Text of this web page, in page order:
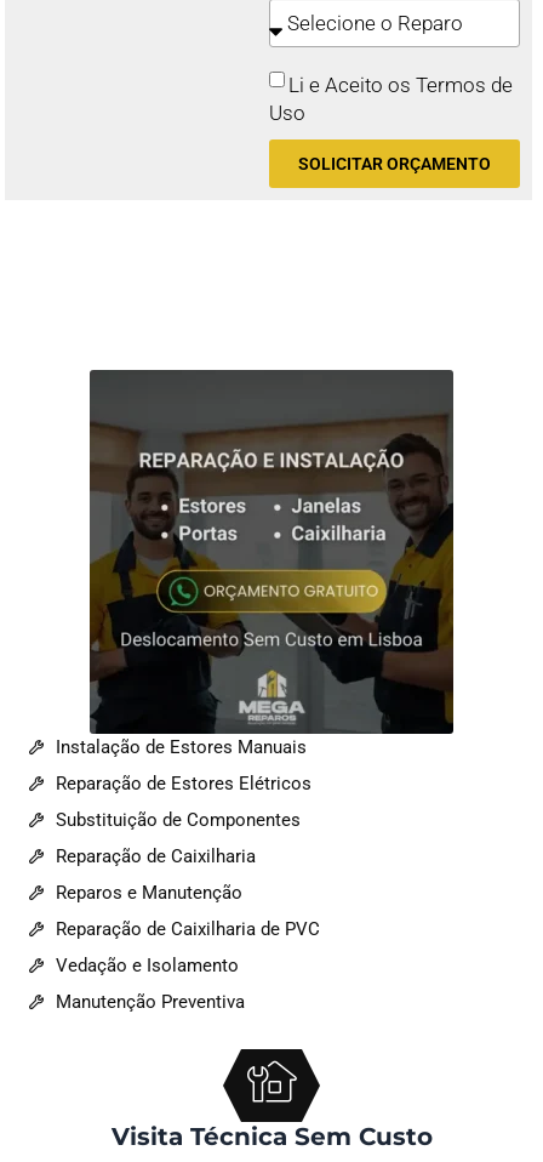
Li e Aceito os Termos de
Uso
SOLICITAR ORÇAMENTO
Instalação de Estores Manuais
Reparação de Estores Elétricos
Substituição de Componentes
Reparação de Caixilharia
Reparos e Manutenção
Reparação de Caixilharia de PVC
Vedação e Isolamento
Manutenção Preventiva
Visita Técnica Sem Custo